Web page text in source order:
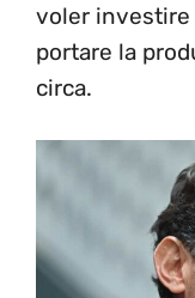
voler investire
portare la
circa.